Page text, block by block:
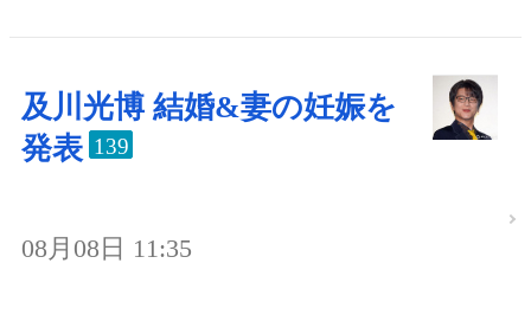
及川光博 結婚&妻の妊娠を
発表 139
08月08日 11:35